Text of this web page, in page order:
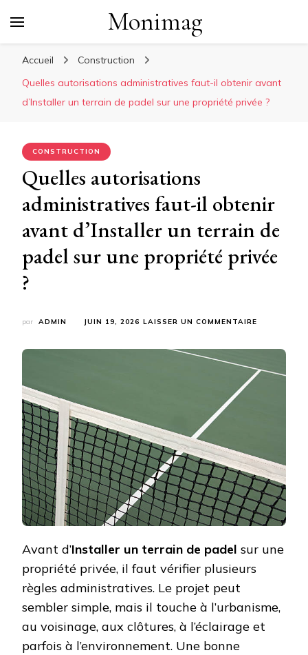
Monimag
Accueil
Construction
Quelles autorisations administratives faut-il obtenir avant
d’Installer un terrain de padel sur une propriété privée ?
CONSTRUCTION
Quelles autorisations
administratives faut-il obtenir
avant d’Installer un terrain de
padel sur une propriété privée
?
par ADMIN JUIN 19, 2026 LAISSER UN COMMENTAIRE
FAUT-
DE
PADEL
SUR
UNE
PROPRIÉTÉ
PRIVÉE
Avant d’Installer un terrain de padel sur une
propriété privée, il faut vérifier plusieurs
règles administratives. Le projet peut
sembler simple, mais il touche à l’urbanisme,
au voisinage, aux clôtures, à l’éclairage et
parfois à l’environnement. Une bonne